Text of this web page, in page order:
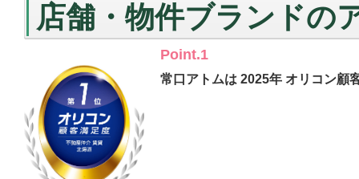
店舗・物件ブランドの
Point.1
常口アトムは 2025年 オリコン顧